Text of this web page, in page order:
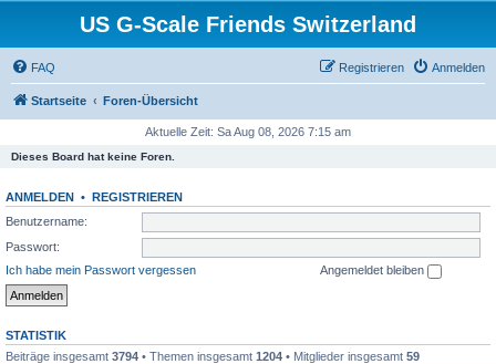
US G-Scale Friends Switzerland
FAQ Anmelden
Registrieren
Startseite Foren-Übersicht
Aktuelle Zeit: Sa Aug 08, 2026 7:15 am
Dieses Board hat keine Foren.
ANMELDEN • REGISTRIEREN
Benutzername:
Passwort:
Ich habe mein Passwort vergessen
Angemeldet bleiben
STATISTIK
Beiträge insgesamt 3794 • Themen insgesamt 1204 • Mitglieder insgesamt 59